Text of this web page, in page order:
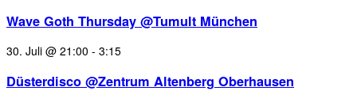
Wave Goth Thursday @Tumult München
30. Juli @ 21:00 - 3:15
Düsterdisco @Zentrum Altenberg Oberhausen